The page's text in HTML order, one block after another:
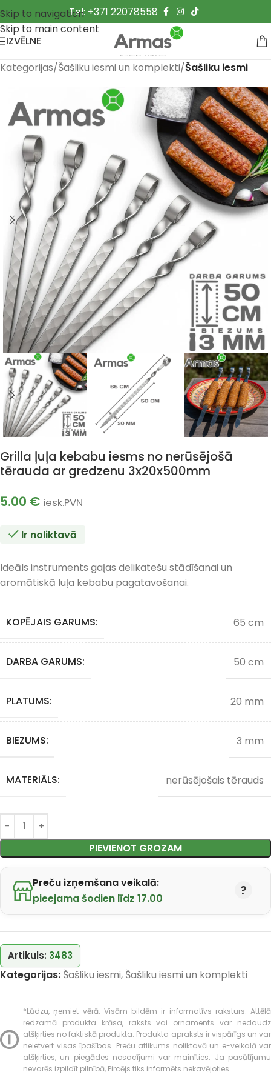
Skip to navigation
Skip to main content
Tel: +371 22078558
IZVĒLNE
Kategorijas Šašliku iesmi un komplekti Šašliku iesmi
Grilla ļuļa kebabu iesms no nerūsējošā
tērauda ar gredzenu 3x20x500mm
5.00 € iesk.PVN
Ir noliktavā
Ideāls instruments gaļas delikatešu stādīšanai un
aromātiskā luļa kebabu pagatavošanai.
KOPĒJAIS GARUMS: 65 cm
DARBA GARUMS: 50 cm
PLATUMS: 20 mm
BIEZUMS: 3 mm
MATERIĀLS: nerūsējošais tērauds
PIEVIENOT GROZAM
Preču izņemšana veikalā:
pieejama šodien līdz 17.00
Artikuls: 3483
Kategorijas: Šašliku iesmi, Šašliku iesmi un komplekti
*Lūdzu, ņemiet vērā: Visām bildēm ir informatīvs raksturs. Attēlā
redzamā produkta krāsa, raksts vai ornaments var nedaudz
atšķirties no faktiskā produkta. Produkta apraksts ir vispārīgs un var
neietvert visas īpašības. Preču atlikums noliktavā un e-veikalā var
atšķirties, un piegādes nosacījumi var mainīties. Ja pasūtījumu
nevarēs izpildīt pilnībā, Pircējs tiks informēts nekavējoties.